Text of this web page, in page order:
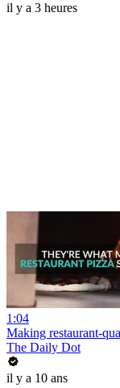
il y a 3 heures
1:04
Making restaurant-
The Daily Dot
il y a 10 ans